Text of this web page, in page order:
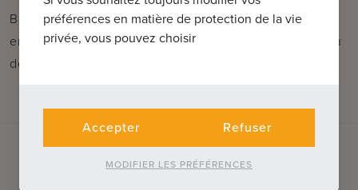
Bref, une maison idéale située dans un
environnement accueillant pour les enfants, au milieu
des polders verdoyants.
préférences en matière de protection de la vie
privée, vous pouvez choisir
Accepter Refuser
MODIFIER LES PRÉFÉRENCES